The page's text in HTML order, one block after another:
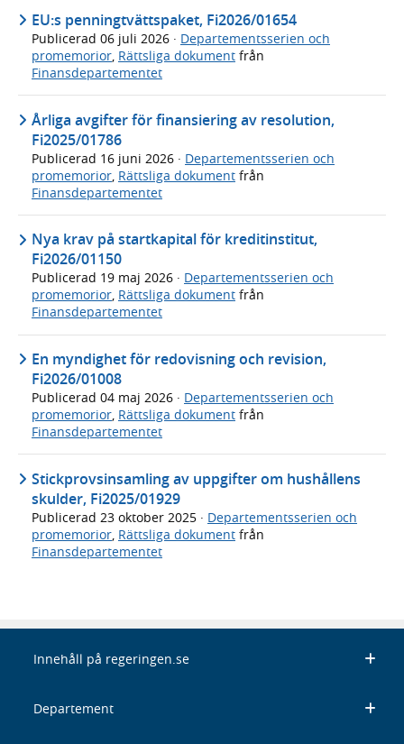
EU:s penningtvättspaket, Fi2026/01654
Publicerad 06 juli 2026 · Departementsserien och
promemorior, Rättsliga dokument från
Finansdepartementet
Årliga avgifter för finansiering av resolution,
Fi2025/01786
Publicerad 16 juni 2026 · Departementsserien och
promemorior Rättsliga dokument från
Finansdepartementet
Nya krav på startkapital för kreditinstitut,
Fi2026/01150
Publicerad 19 maj 2026 · Departementsserien och
promemorior, Rättsliga dokument från
Finansdepartementet
En myndighet för redovisning och revision,
Fi2026/01008
Publicerad 04 maj 2026 · Departementsserien och
promemorior, Rättsliga dokument från
Finansdepartementet
Stickprovsinsamling av uppgifter om hushållens
skulder, Fi2025/01929
Publicerad 23 oktober 2025 · Departementsserien och
promemorior Rättsliga dokument från
Finansdepartementet
Innehåll på regeringen.se
Departement